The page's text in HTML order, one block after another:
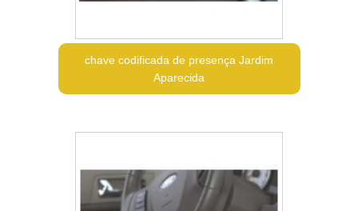
chave codificada de presença Jardim
Aparecida